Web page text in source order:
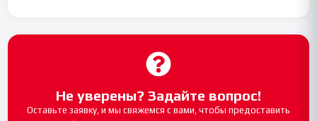
Не уверены? Задайте вопрос!
Оставьте заявку, и мы свяжемся с вами, чтобы предоставить